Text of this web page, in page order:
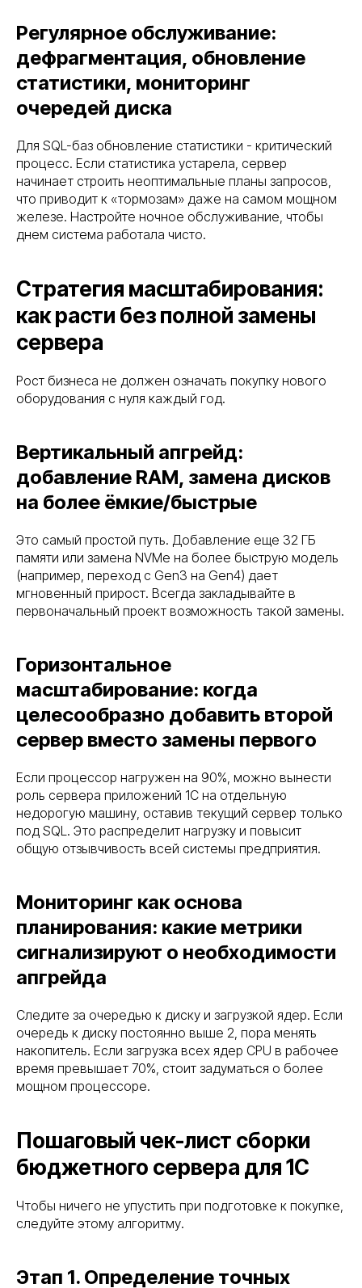
Регулярное обслуживание:
дефрагментация, обновление
статистики, мониторинг
очередей диска
Для SQL-баз обновление статистики - критический
процесс. Если статистика устарела, сервер
начинает строить неоптимальные планы запросов,
что приводит к «тормозам» даже на самом мощном
железе. Настройте ночное обслуживание, чтобы
днем система работала чисто.
Стратегия масштабирования:
как расти без полной замены
сервера
Рост бизнеса не должен означать покупку нового
оборудования с нуля каждый год.
Вертикальный апгрейд:
добавление RAM, замена дисков
на более ёмкие/быстрые
Это самый простой путь. Добавление еще 32 ГБ
памяти или замена NVMe на более быструю модель
(например, переход с Gen3 на Gen4) дает
мгновенный прирост. Всегда закладывайте в
первоначальный проект возможность такой замены.
Горизонтальное
масштабирование: когда
целесообразно добавить второй
сервер вместо замены первого
Если процессор нагружен на 90%, можно вынести
роль сервера приложений 1С на отдельную
недорогую машину, оставив текущий сервер только
под SQL. Это распределит нагрузку и повысит
общую отзывчивость всей системы предприятия.
Мониторинг как основа
планирования: какие метрики
сигнализируют о необходимости
апгрейда
Следите за очередью к диску и загрузкой ядер. Если
очередь к диску постоянно выше 2, пора менять
накопитель. Если загрузка всех ядер CPU в рабочее
время превышает 70%, стоит задуматься о более
мощном процессоре.
Пошаговый чек-лист сборки
бюджетного сервера для 1С
Чтобы ничего не упустить при подготовке к покупке,
следуйте этому алгоритму.
Этап 1. Определение точных
Заполните форму, и мы проведём
бесплатный аудит: проверим серверы, сети
Оставьте заявку и мы
свяжемся с вами в
ближайшее время